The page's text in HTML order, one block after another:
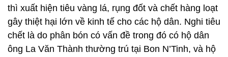
thì xuất hiện tiêu vàng lá, rụng đốt và chết hàng loạt
gây thiệt hại lớn về kinh tế cho các hộ dân. Nghi tiêu
chết là do phân bón có vấn đề trong đó có hộ dân
ông La Văn Thành thường trú tại Bon N’Tinh, và hộ